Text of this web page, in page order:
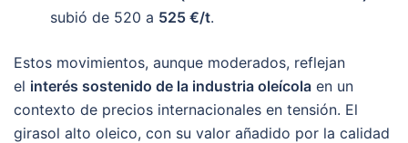
subió de 520 a 525 €/t.
Estos movimientos, aunque moderados, reflejan
el interés sostenido de la industria oleícola en un
contexto de precios internacionales en tensión. El
girasol alto oleico, con su valor añadido por la calidad